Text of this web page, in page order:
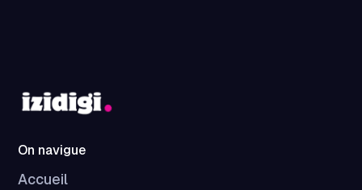
On navigue
Accueil